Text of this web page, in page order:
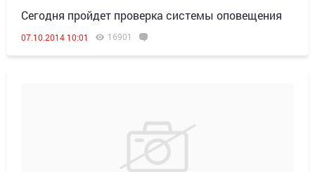
Сегодня пройдет проверка системы оповещения
07.10.2014 10:01 16901